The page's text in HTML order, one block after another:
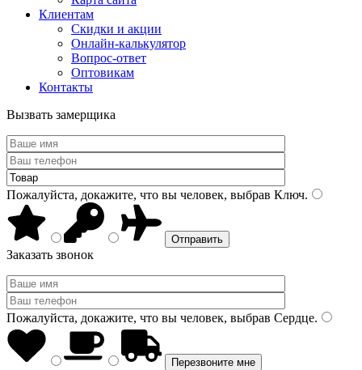
Клиентам
Скидки и акции
Онлайн-калькулятор
Вопрос-ответ
Оптовикам
Контакты
Вызвать замерщика
Пожалуйста, докажите, что вы человек, выбрав Ключ.
Заказать звонок
Пожалуйста, докажите, что вы человек, выбрав Сердце.